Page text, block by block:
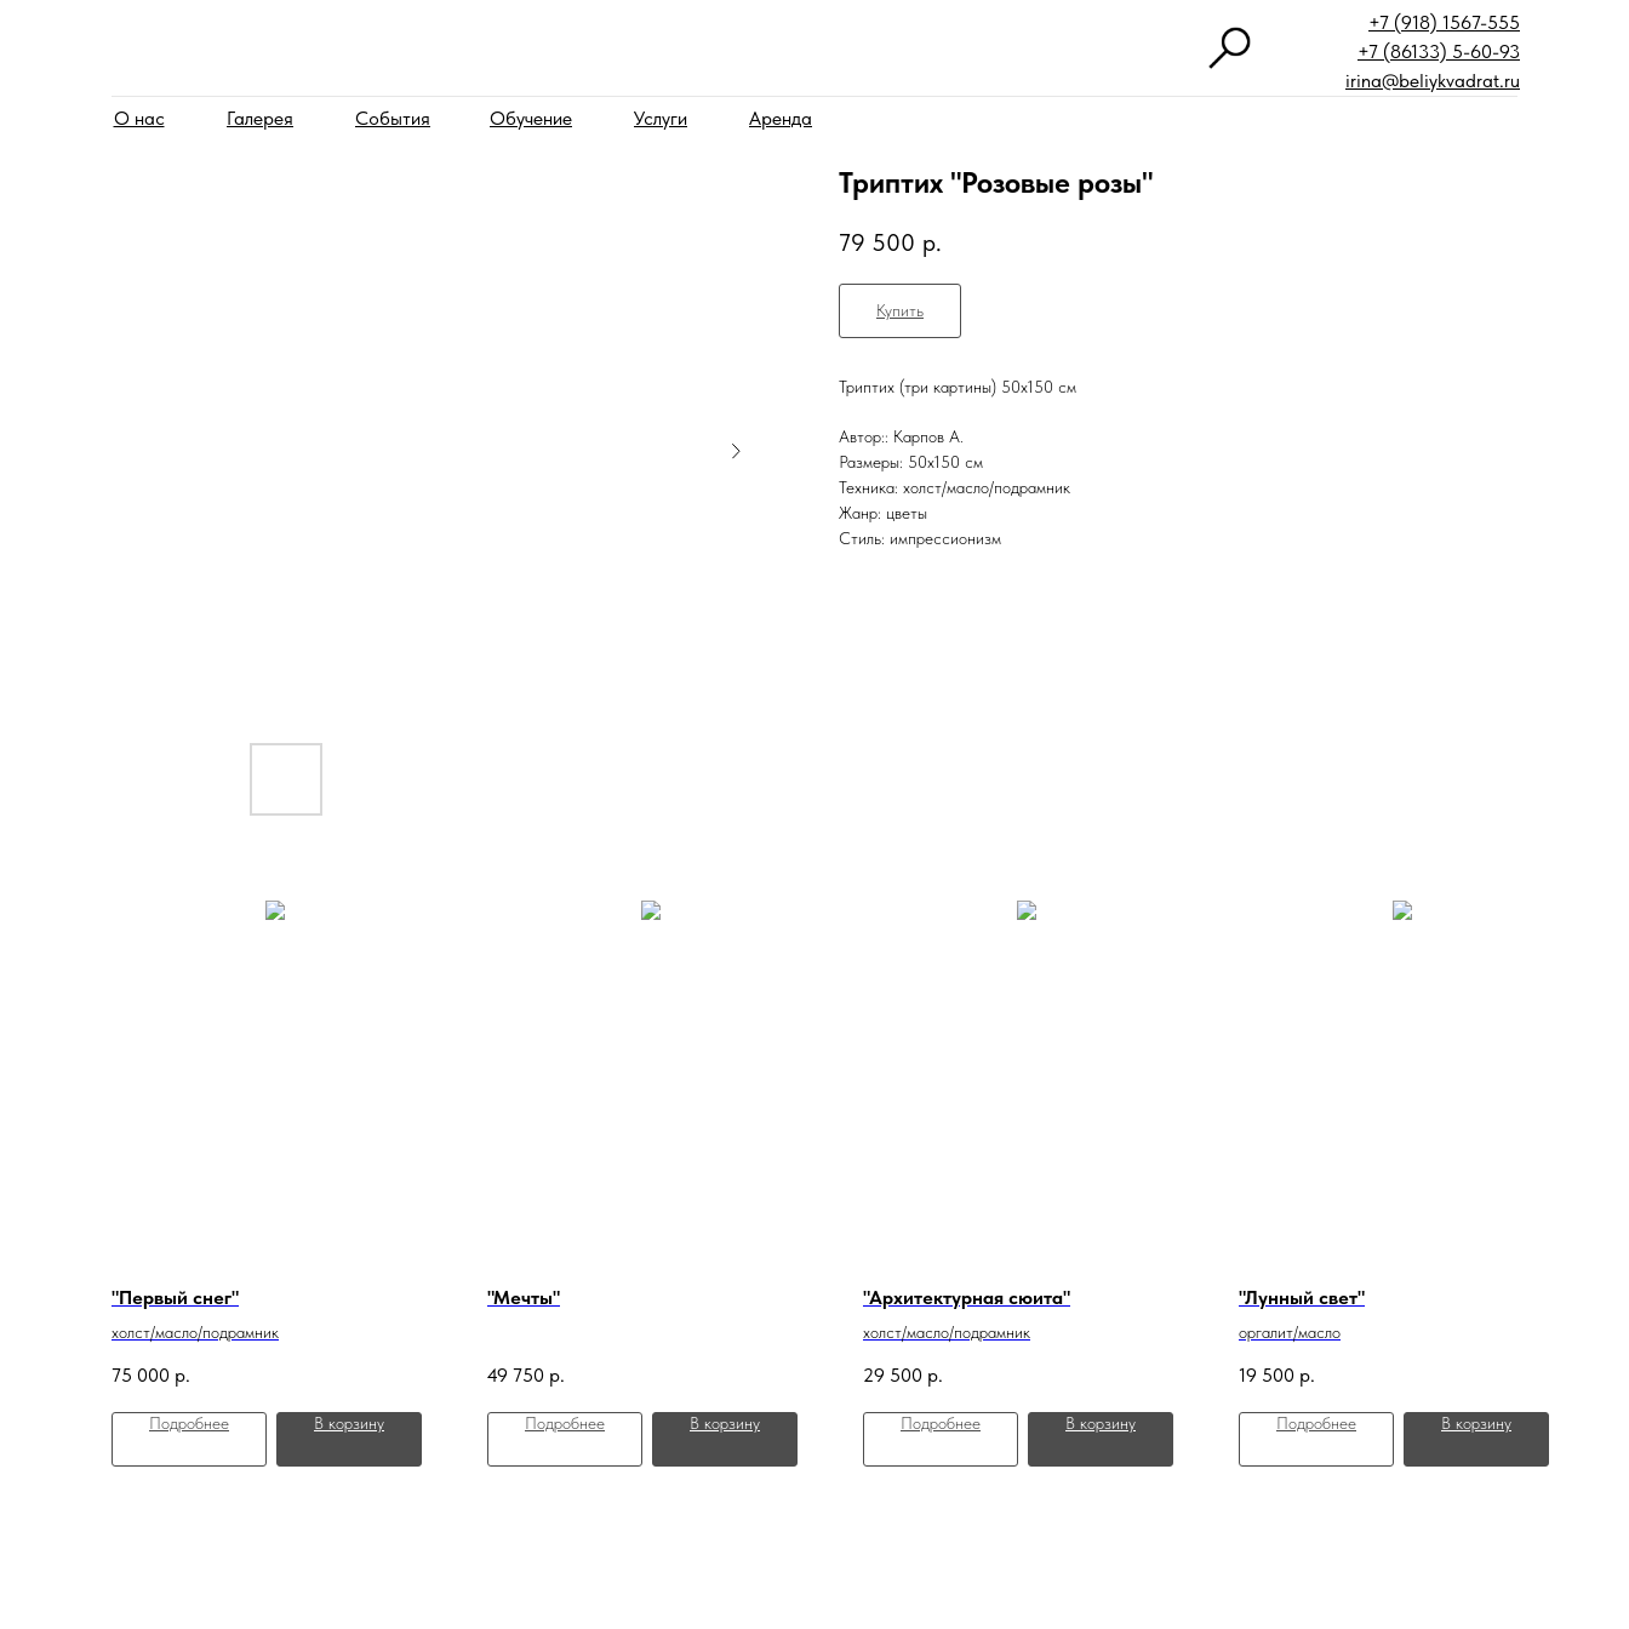
О нас События
Галерея Обучение
+7 (918) 1567-555
Услуги Аренда
+7 (86133) 5-60-93
irina@beliykvadrat.ru
Триптих "Розовые розы"
79 500 р.
Купить
Триптих (три картины) 50х150 см
Автор:: Карпов А.
Размеры: 50x150 см
Техника: холст/масло/подрамник
Жанр: цветы
Стиль: импрессионизм
"Первый снег"
холст/масло/подрамник
75 000 р.
Подробнее В корзину
"Мечты"
49 750 р.
Подробнее В корзину
"Архитектурная сюита"
холст/масло/подрамник
29 500 р.
Подробнее В корзину
"Лунный свет"
оргалит/масло
19 500 р.
Подробнее В корзину